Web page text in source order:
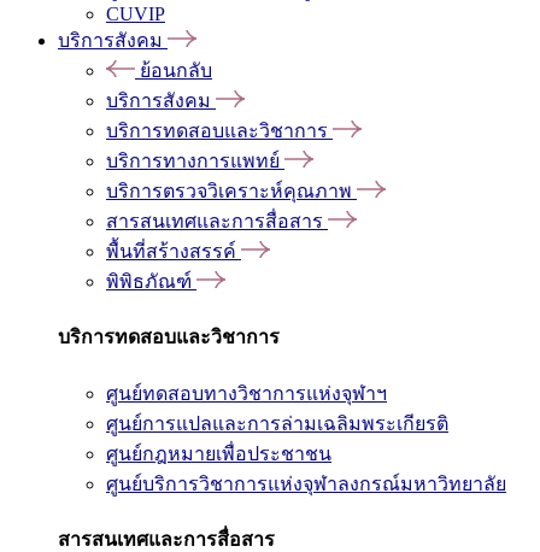
CUVIP
บริการสังคม
ย้อนกลับ
บริการสังคม
บริการทดสอบและวิชาการ
บริการทางการแพทย์
บริการตรวจวิเคราะห์คุณภาพ
สารสนเทศและการสื่อสาร
พื้นที่สร้างสรรค์
พิพิธภัณฑ์
บริการทดสอบและวิชาการ
ศูนย์ทดสอบทางวิชาการแห่งจุฬาฯ
ศูนย์การแปลและการล่ามเฉลิมพระเกียรติ
ศูนย์กฎหมายเพื่อประชาชน
ศูนย์บริการวิชาการแห่งจุฬาลงกรณ์มหาวิทยาลัย
สารสนเทศและการสื่อสาร